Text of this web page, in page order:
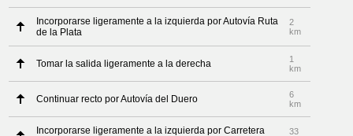
Incorporarse ligeramente a la izquierda por Autovía Ruta
de la Plata
2
km
Tomar la salida ligeramente a la derecha
1
km
Continuar recto por Autovía del Duero
6
km
Incorporarse ligeramente a la izquierda por Carretera
33